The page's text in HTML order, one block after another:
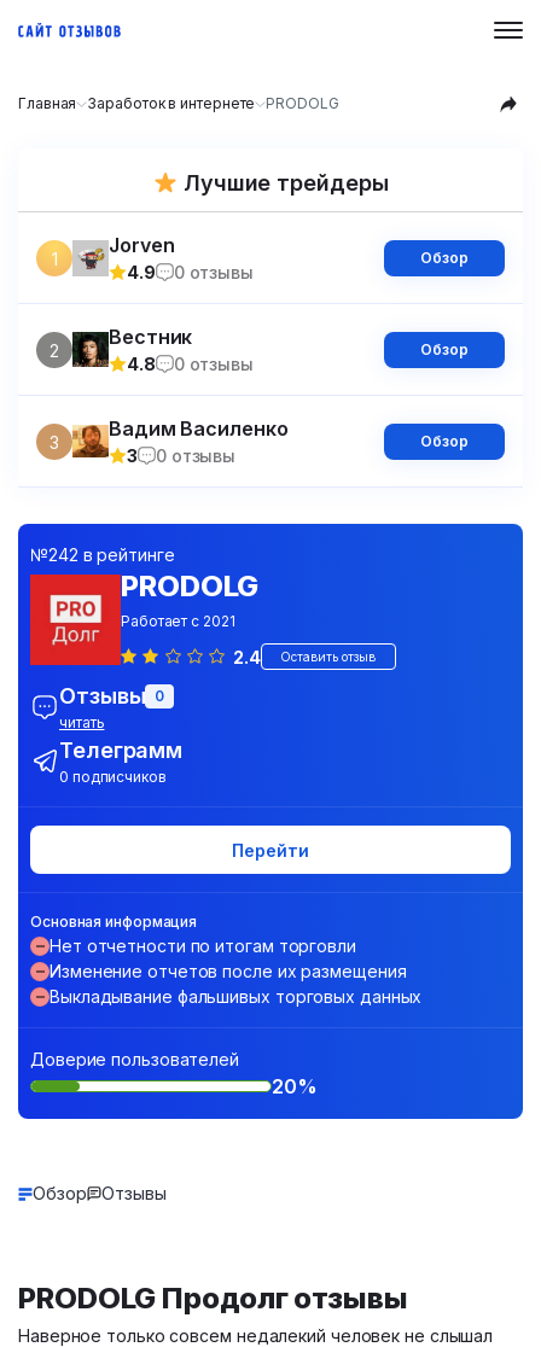
Главная Заработок в интернете PRODOLG
Лучшие трейдеры
1
Jorven
4.9 0 отзывы
Обзор
2
Вестник
4.8 0 отзывы
Обзор
3
Вадим Василенко
3 0 отзывы
Обзор
№242 в рейтинге
PRODOLG
Работает с 2021
2.4 Оставить отзыв
Отзывы 0
читать
Телеграмм
0 подписчиков
Основная информация
Нет отчетности по итогам торговли
Изменение отчетов после их размещения
Выкладывание фальшивых торговых данных
Перейти
Доверие пользователей
20%
Обзор Отзывы
PRODOLG Продолг отзывы
Наверное только совсем недалекий человек не слышал